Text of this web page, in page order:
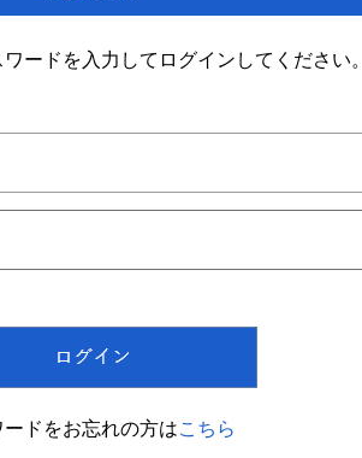
ードを入力してログインしてください。
ードをお忘れの方はこちら